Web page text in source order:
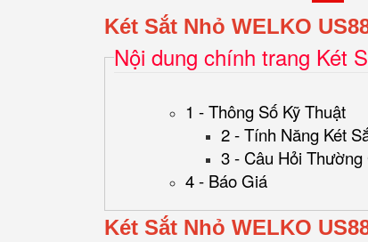
Két Sắt Nhỏ WELKO
Nội dung chính trang Két
1 - Thông Số Kỹ Thuật
2 - Tính Năng Két
3 - Câu Hỏi Thường
4 - Báo Giá
Két Sắt Nhỏ WELKO